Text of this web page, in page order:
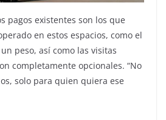
pagos existentes son los que
en estos espacios, como el
peso, así como las visitas
completamente opcionales. “No
solo para quien quiera ese